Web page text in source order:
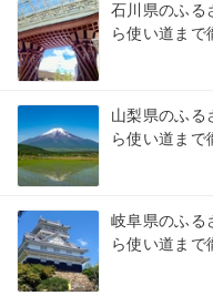
石川県のふる
ら使い道まで
山梨県のふる
ら使い道まで
岐阜県のふる
ら使い道まで